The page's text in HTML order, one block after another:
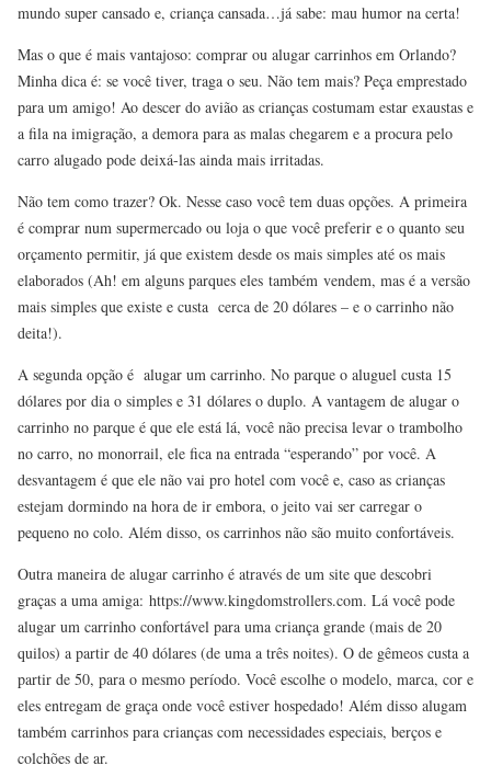
mundo super cansado e, criança cansada…já sabe: mau humor na certa!
Mas o que é mais vantajoso: comprar ou alugar carrinhos em Orlando?
Minha dica é: se você tiver, traga o seu. Não tem mais? Peça emprestado
para um amigo! Ao descer do avião as crianças costumam estar exaustas e
a fila na imigração, a demora para as malas chegarem e a procura pelo
carro alugado pode deixá-las ainda mais irritadas.
Não tem como trazer? Ok. Nesse caso você tem duas opções. A primeira
é comprar num supermercado ou loja o que você preferir e o quanto seu
orçamento permitir, já que existem desde os mais simples até os mais
elaborados (Ah! em alguns parques eles também vendem, mas é a versão
mais simples que existe e custa cerca de 20 dólares – e o carrinho não
deita!).
A segunda opção é alugar um carrinho. No parque o aluguel custa 15
dólares por dia o simples e 31 dólares o duplo. A vantagem de alugar o
carrinho no parque é que ele está lá, você não precisa levar o trambolho
no carro, no monorrail, ele fica na entrada “esperando” por você. A
desvantagem é que ele não vai pro hotel com você e, caso as crianças
estejam dormindo na hora de ir embora, o jeito vai ser carregar o
pequeno no colo. Além disso, os carrinhos não são muito confortáveis.
Outra maneira de alugar carrinho é através de um site que descobri
graças a uma amiga: https://www.kingdomstrollers.com. Lá você pode
alugar um carrinho confortável para uma criança grande (mais de 20
quilos) a partir de 40 dólares (de uma a três noites). O de gêmeos custa a
partir de 50, para o mesmo período. Você escolhe o modelo, marca, cor e
eles entregam de graça onde você estiver hospedado! Além disso alugam
também carrinhos para crianças com necessidades especiais, berços e
colchões de ar.